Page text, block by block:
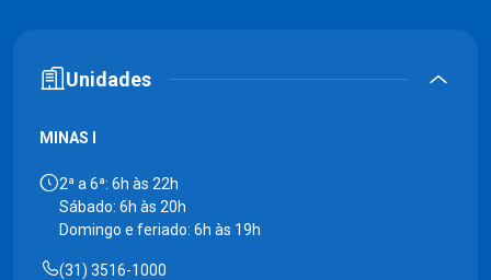
Unidades
MINAS I
2ª a 6ª: 6h às 22h
Sábado: 6h às 20h
Domingo e feriado: 6h às 19h
(31) 3516-1000